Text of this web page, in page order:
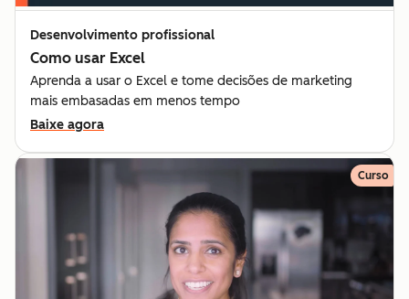
Desenvolvimento profissional
Como usar Excel
Aprenda a usar o Excel e tome decisões de marketing
mais embasadas em menos tempo
Baixe agora
Curso